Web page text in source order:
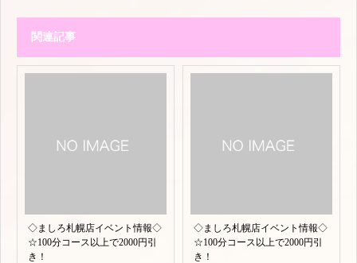
関連記事
◇ましろ札幌店イベント情報◇
☆100分コース以上で2000円引
き！
◇ましろ札幌店イベント情報◇
☆100分コース以上で2000円引
き！